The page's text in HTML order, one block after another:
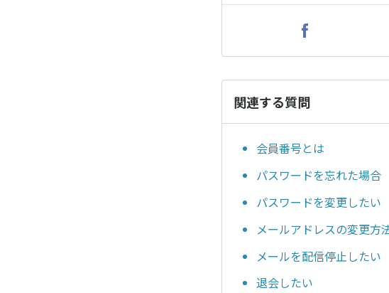
関連する質問
会員番号とは
パスワードを忘れた場合
パスワードを変更したい
メールアドレスの変更方
メールを配信停止したい
退会したい